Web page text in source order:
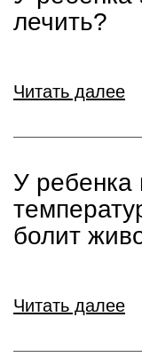
лечить?
Читать далее
У ребенка
болит
Читать далее